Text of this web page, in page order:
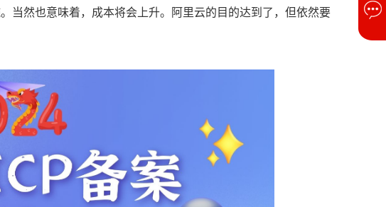
当然也意味着，成本将会上升。阿里云的目的达到了，但依然要